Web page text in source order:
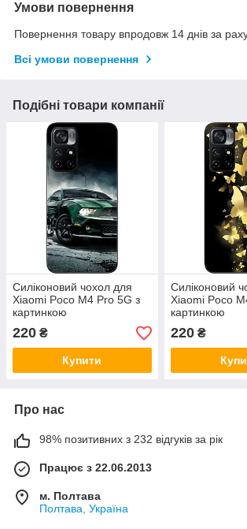
Умови повернення
Повернення товару впродовж 14 днів за
Всі умови повернення
Подібні товари компанії
Силіконовий чохол для
Xiaomi Poco M4 Pro 5G з
картинкою
220 ₴
Купити
Силіконовий
Xiaomi Poco
картинкою
220₴
Про нас
98% позитивних з 232 відгуків за рік
Працює з 22.06.2013
м. Полтава
Полтава, Україна